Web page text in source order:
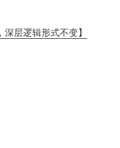
层逻辑形式不变】